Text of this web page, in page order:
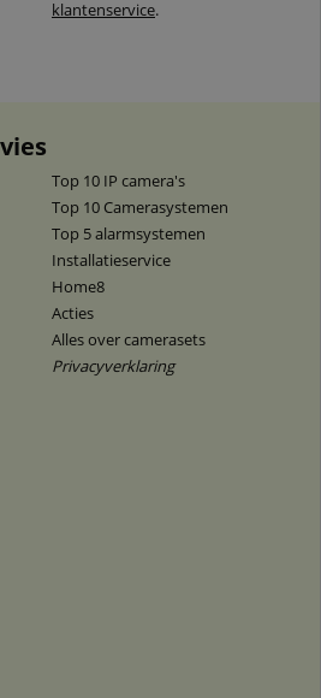
klantenservice.
Top 10 IP camera's
Top 10 Camerasystemen
Top 5 alarmsystemen
Installatieservice
Home8
Acties
Alles over camerasets
Privacyverklaring